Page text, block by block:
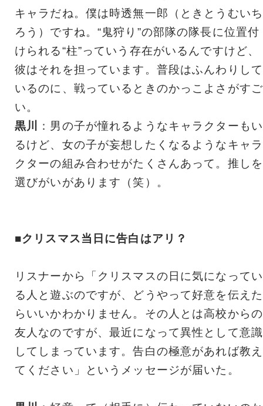
キャラだね。僕は時透無一郎（ときとうむいち
ろう）ですね。“鬼狩り”の部隊の隊長に位置付
けられる“柱”っていう存在がいるんですけど、
彼はそれを担っています。普段はふんわりして
いるのに、戦っているときのかっこよさがすご
い。
黒川
：男の子が憧れるようなキャラクターもい
るけど、女の子が妄想したくなるようなキャラ
クターの組み合わせがたくさんあって。推しを
選びがいがあります（笑）。
■クリスマス当日に告白はアリ？
リスナーから「クリスマスの日に気になってい
る人と遊ぶのですが、どうやって好意を伝えた
らいいかわかりません。その人とは高校からの
友人なのですが、最近になって異性として意識
してしまっています。告白の極意があれば教え
てください」というメッセージが届いた。